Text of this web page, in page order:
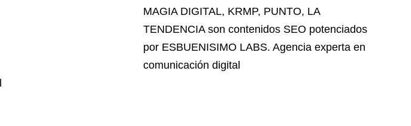
MAGIA DIGITAL, KRMP, PUNTO, LA
TENDENCIAson contenidos SEO potenciados
por ESBUENISIMO LABS. Agencia experta en
comunicación digital